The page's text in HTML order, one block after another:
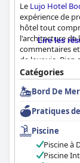
Le Lujo Hotel
expérience de
hôtel tout
l'architecture de
commentaires
de leur vie. Bien
nettoyage des
l'hôtel a été
Les seuls
certains
concerne la
Bodrum
luxueuses et
Lire les
Catégories
Bord De Mer
Pratiques
Piscine
Piscine à
Piscine